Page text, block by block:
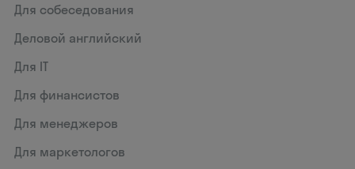
Для собеседования
Деловой английский
Для IT
Для финансистов
Для менеджеров
Для маркетологов